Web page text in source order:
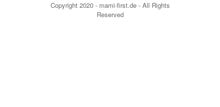
Copyright 2020 - mami-first.de - All Rights
Reserved